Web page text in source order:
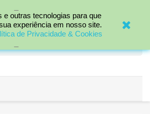
e outras tecnologias para que
experiência em nosso site.
de Privacidade & Cookies